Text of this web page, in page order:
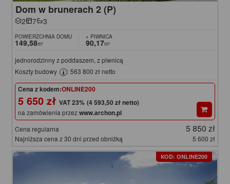
Dom w brunerach 2 (P)
2 7 3
POWIERZCHNIA DOMU
149,58m²
+ PIWNICA
90,17m²
jednorodzinny z poddaszem, z piwnicą
Koszty budowy
: 563 800 zł netto
Cena z kodem:ONLINE200
5 650 zł (4 593,50 zł netto)
na zamówienia przezwww.archon.pl
Cena regularna 5 850 zł
Najniższa cena z 30 dni przed obniżką 5 600 zł
KOD: ONLINE200